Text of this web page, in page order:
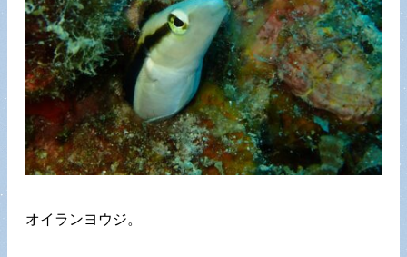
オイランヨウジ。